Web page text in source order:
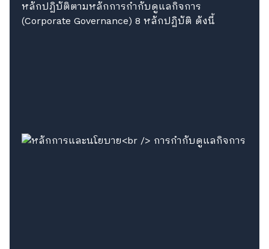
หลักปฏิบัติตามหลักการกํากับดูแลกิจการ
(Corporate Governance) 8 หลักปฏิบัติ ดังนี้